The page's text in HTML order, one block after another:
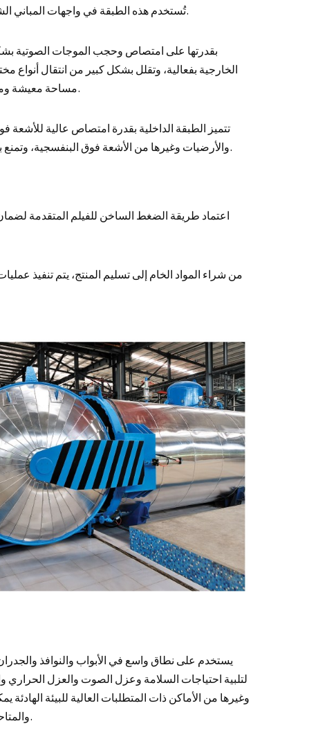
تُستخدم هذه الطبقة في واجهات المباني الشاهقة، فحتى في حالة كسر الزجاج، لن يسقط ويتسبب في أضرار ثانوية.
الخارجية بفعالية، وتقلل بشكل كبير من انتقال أنواع
مساحة معيشة ومكتب هادئة ومريحة، مما يتيح لك الابتعاد عن صخب الحياة والاستمتاع بها.
والأرضيات وغيرها من الأشعة فوق البنفسجية، وتمنع بهتان اللون وشيخوخة البشرة، وتطيل عمرها الافتراضي، وتحمي بشرتك.
اعتماد طريقة الضغط الساخن للفيلم المتقدمة
من شراء المواد الخام إلى تسليم المنتج، يتم تنفيذ
يستخدم على نطاق واسع في الأبواب والنوافذ
لتلبية احتياجات السلامة وعزل الصوت والعزل
وغيرها من الأماكن ذات المتطلبات العالية للبيئة
والمتاحف وغيرها من الأماكن ذات متطلبات أمنية عالية يمكن أن تعزز السلامة.